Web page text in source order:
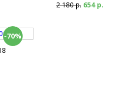
2 180 р. 654 р.
-70%